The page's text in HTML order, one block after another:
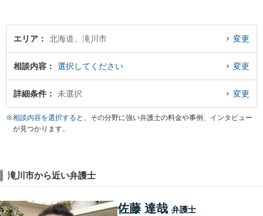
エリア 北海道、滝川市 変更
相談内容 選択してください 変更
詳細条件 未選択 変更
※相談内容を選択する と、その分野に強い弁護士の料金や事例、インタビュー
が見つかります。
滝川市から近い弁護士
佐藤 達哉 弁護士